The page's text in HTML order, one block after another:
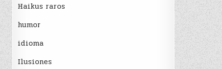
Haikus raros
humor
idioma
Ilusiones